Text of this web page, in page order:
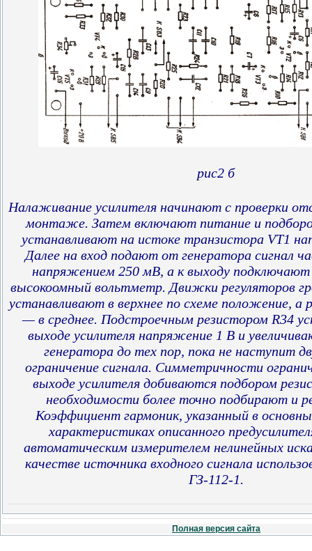
рис2 б
Налаживание усилителя начинают с проверки
монтаже. Затем включают питание и
устанавливают на истоке транзистора VT1
Далее на вход подают от генератора сигнал
напряжением 250 мВ, а к выходу подключают
высокоомный вольтметр. Движки регуляторов
устанавливают в верхнее по схеме положение, а
— в среднее. Подстроечным резистором R34
выходе усилителя напряжение 1 В и
генератора до тех пор, пока не наступит
ограничение сигнала. Симметричности
выходе усилителя добиваются подбором
необходимости более точно подбирают и
Коэффициент гармоник, указанный в
характеристиках описанного
автоматическим измерителем нелинейных
качестве источника входного сигнала
ГЗ-112-1.
Полная версия сайта